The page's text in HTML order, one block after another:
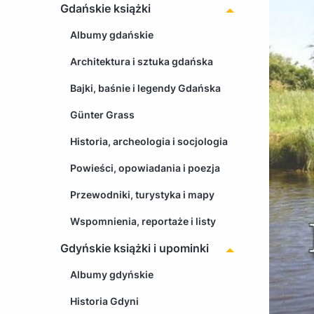
Gdańskie książki
Albumy gdańskie
Architektura i sztuka gdańska
Bajki, baśnie i legendy Gdańska
Günter Grass
Historia, archeologia i socjologia
Powieści, opowiadania i poezja
Przewodniki, turystyka i mapy
Wspomnienia, reportaże i listy
Gdyńskie książki i upominki
Albumy gdyńskie
Historia Gdyni